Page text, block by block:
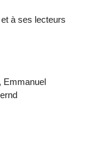
à ses lecteurs
Emmanuel